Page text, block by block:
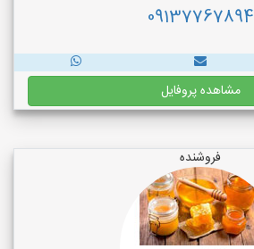
09137767894
مشاهده پروفایل
فروشنده